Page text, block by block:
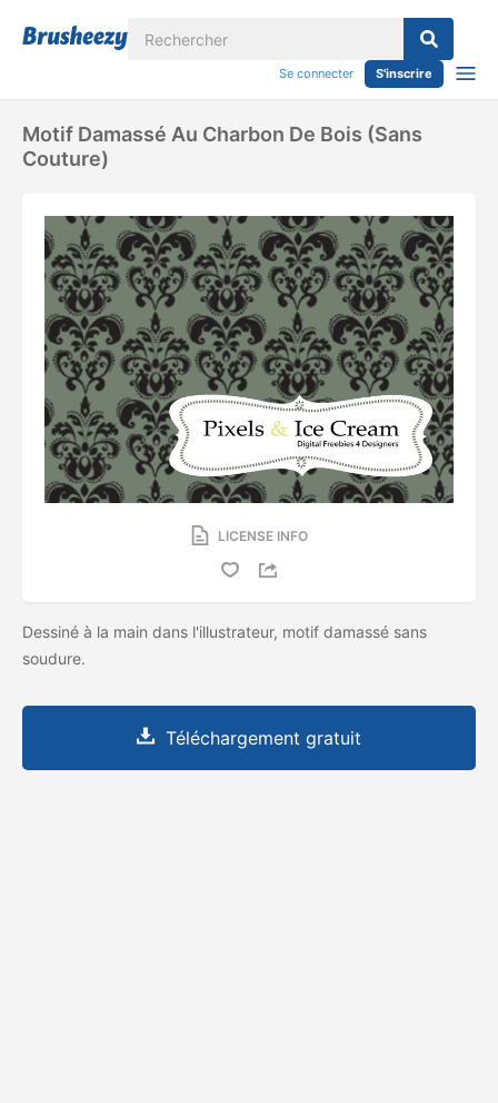
Se connecter S'inscrire
Motif Damassé Au Charbon De Bois (sans
Couture)
LICENSE INFO
Dessiné à la main dans l'illustrateur, motif damassé sans
soudure.
Téléchargement gratuit